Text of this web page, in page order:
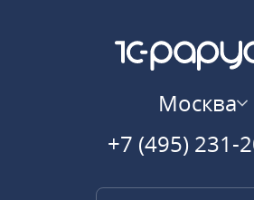
Москва
+7 (495) 231-